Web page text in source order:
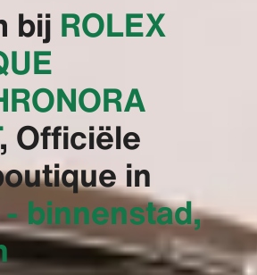
bij ‭ROLEX
Officiële
in
binnenstad,